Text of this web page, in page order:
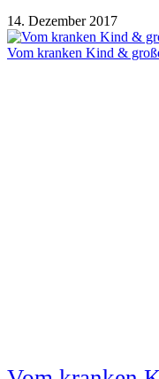
14. Dezember 2017
Vom kranken Kind &